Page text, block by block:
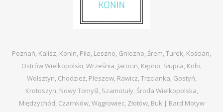
Poznań, Kalisz, Konin, Piła, Leszno, Gniezno, Śrem, Turek, Kościan,
Ostrów Wielkopolski, Września, Jarocin, Kępno, Słupca, Koło,
Wolsztyn, Chodzież, Pleszew, Rawicz, Trzcianka, Gostyń,
Krotoszyn, Nowy Tomyśl, Szamotuły, Środa Wielkopolska,
Międzychód, Czarnków, Wągrowiec, Złotów, Buk.| Bard Motyw